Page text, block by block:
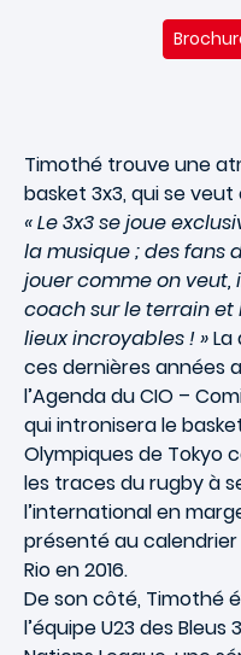
Timothé trouve une
basket 3x3, qui se
« Le 3x3 se joue
la musique ; des fans
jouer comme on veut,
coach sur le terrain et
lieux incroyables ! »La
ces dernières années
l’Agenda du CIO –
qui intronisera le
Olympiques de Tokyo
les traces du rugby à
l’international en
présenté au
Rio en 2016.
De son côté, Timothé
l’équipe U23 des